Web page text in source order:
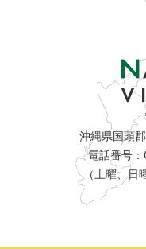
沖縄県国頭
電話番号
（土曜、日